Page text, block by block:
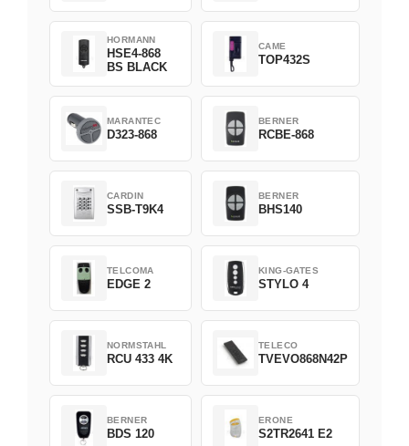
HORMANN
HSE4-868
BS BLACK
CAME
TOP432S
MARANTEC
D323-868
BERNER
RCBE-868
CARDIN
SSB-T9K4
BERNER
BHS140
TELCOMA
EDGE 2
KING-GATES
STYLO 4
NORMSTAHL
RCU 433 4K
TELECO
TVEVO868N42P
BERNER
BDS 120
ERONE
S2TR2641 E2